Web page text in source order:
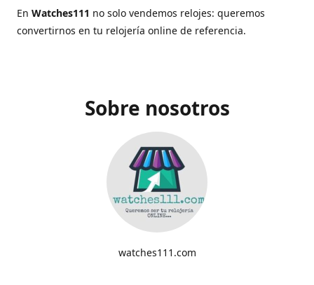
En Watches111 no solo vendemos relojes: queremos
convertirnos en tu relojería online de referencia.
Sobre nosotros
watches111.com